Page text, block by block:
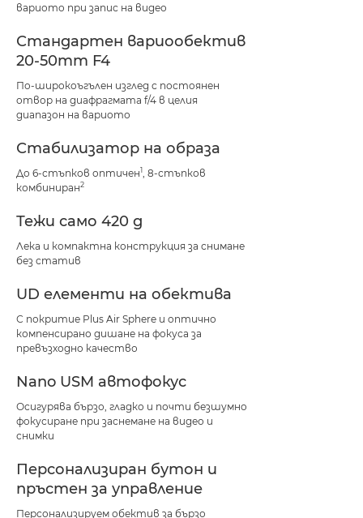
вариото при запис на видео
Стандартен вариообектив
20-50mm F4
По-широкоъгълен изглед с постоянен
отвор на диафрагмата f/4 в целия
диапазон на вариото
Стабилизатор на образа
До 6-стъпков оптичен1
, 8-стъпков
комбиниран2
Тежи само 420 g
Лека и компактна конструкция за снимане
без статив
UD елементи на обектива
С покритие Plus Air Sphere и оптично
компенсирано дишане на фокуса за
превъзходно качество
Nano USM автофокус
Осигурява бързо, гладко и почти безшумно
фокусиране при заснемане на видео и
снимки
Персонализиран бутон и
пръстен за управление
Персонализируем обектив за бързо